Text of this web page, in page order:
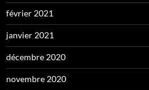
février 2021
janvier 2021
décembre 2020
novembre 2020